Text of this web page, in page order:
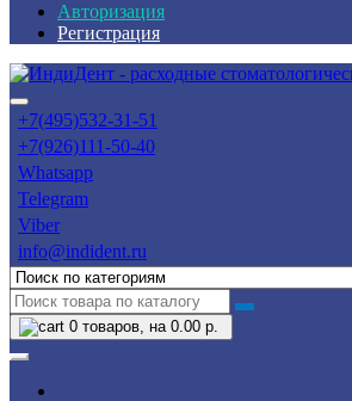
Авторизация
Регистрация
+7(495)532-31-51
+7(926)111-50-40
Whatsapp
Telegram
Viber
info@indident.ru
0 товаров, на 0.00 р.